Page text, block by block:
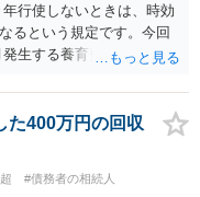
行使しないときは、時効
るという規定です。今回
生する養育費債権の方は
制執行により時効は中断
のもののみ受け取れま
ます。ただ、額としては
められれば、時効が完成
します（民法１４４
た400万円の回収
#債務者の相続人